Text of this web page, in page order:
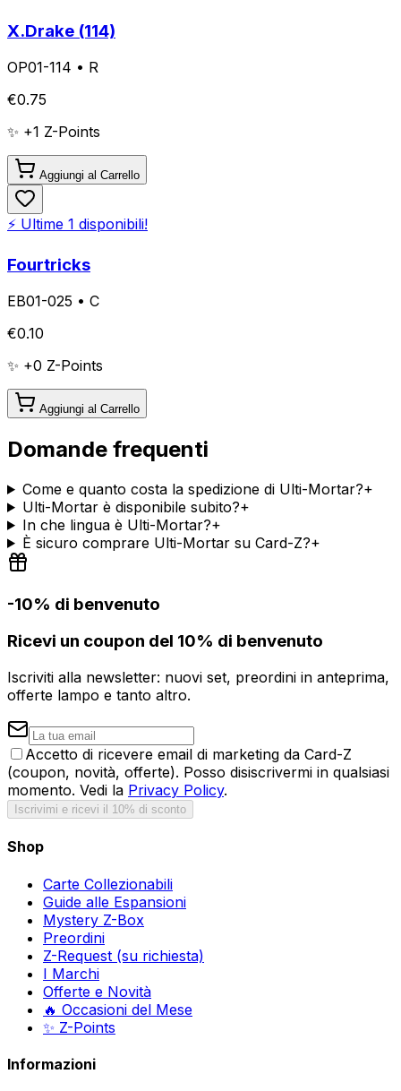
X.Drake (114)
OP01-114 • R
€0.75
✨ +1 Z-Points
Aggiungi al Carrello
⚡ Ultime 1 disponibili!
Fourtricks
EB01-025 • C
€0.10
✨ +0 Z-Points
Aggiungi al Carrello
Domande frequenti
Come e quanto costa la spedizione di Ulti-Mortar?+
Ulti-Mortar è disponibile subito?+
In che lingua è Ulti-Mortar?+
È sicuro comprare Ulti-Mortar su Card-Z?+
-10% di benvenuto
Ricevi un coupon del 10% di benvenuto
Iscriviti alla newsletter: nuovi set, preordini in anteprima,
offerte lampo e tanto altro.
Accetto di ricevere email di marketing da Card-Z
(coupon, novità, offerte). Posso disiscrivermi in qualsiasi
momento. Vedi la Privacy Policy.
Iscrivimi e ricevi il 10% di sconto
Shop
Carte Collezionabili
Guide alle Espansioni
Mystery Z-Box
Preordini
Z-Request (su richiesta)
I Marchi
Offerte e Novità
🔥 Occasioni del Mese
✨ Z-Points
Informazioni